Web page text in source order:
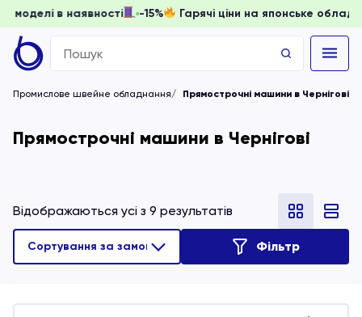
доки моделі в наявності -15% Гарячі ціни на японське
Search
for:
Промислове швейне обладнання Прямострочні машини в Чернігові
Прямострочні машини в Чернігові
Відображаються усі з 9 результатів
Фільтр